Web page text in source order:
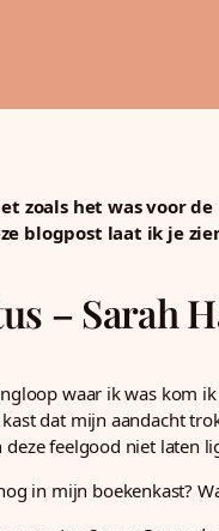
zoals het was voor
blogpost laat ik je
– Sarah
waar ik was kom
dat mijn aandacht
deze feelgood niet laten
in mijn boekenkast?